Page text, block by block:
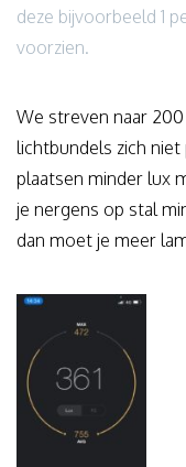
deze bijvoorbeeld 1
voorzien.
We streven naar
lichtbundels zich
plaatsen minder lux
je nergens op stal
dan moet je meer